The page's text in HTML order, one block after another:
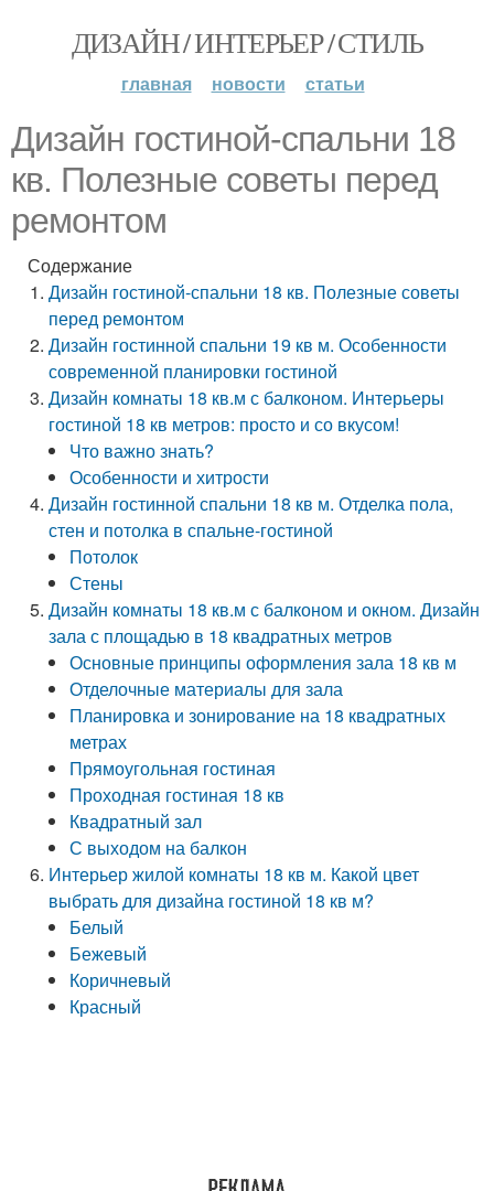
ДИЗАЙН / ИНТЕРЬЕР / СТИЛЬ
главная новости статьи
Дизайн гостиной-спальни 18
кв. Полезные советы перед
ремонтом
Содержание
Дизайн гостиной-спальни 18 кв. Полезные советы
перед ремонтом
Дизайн гостинной спальни 19 кв м. Особенности
современной планировки гостиной
Дизайн комнаты 18 кв.м с балконом. Интерьеры
гостиной 18 кв метров: просто и со вкусом!
Что важно знать?
Особенности и хитрости
Дизайн гостинной спальни 18 кв м. Отделка пола,
стен и потолка в спальне-гостиной
Потолок
Стены
Дизайн комнаты 18 кв.м с балконом и окном. Дизайн
зала с площадью в 18 квадратных метров
Основные принципы оформления зала 18 кв м
Отделочные материалы для зала
Планировка и зонирование на 18 квадратных
метрах
Прямоугольная гостиная
Проходная гостиная 18 кв
Квадратный зал
С выходом на балкон
Интерьер жилой комнаты 18 кв м. Какой цвет
выбрать для дизайна гостиной 18 кв м?
Белый
Бежевый
Коричневый
Красный